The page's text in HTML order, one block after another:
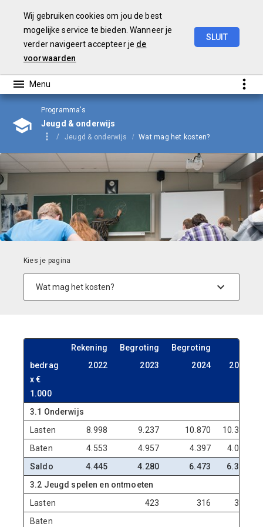
Wij gebruiken cookies om jou de best
mogelijke service te bieden. Wanneer je
verder navigeert accepteer je de
voorwaarden
SLUIT
Programma's
Jeugd & onderwijs
Jeugd & onderwijs Wat mag het kosten?
Rekening Begroting Begroting
bedrag
x €
1.000
2022 2023 2024 2025
3.1 Onderwijs
Lasten
8.998 9.237 10.870 10.387
Baten
4.553 4.957 4.397
4.057
Saldo
4.445 4.280 6.473
6.330
3.2 Jeugd spelen en ontmoeten
Lasten
423 316
311
Baten